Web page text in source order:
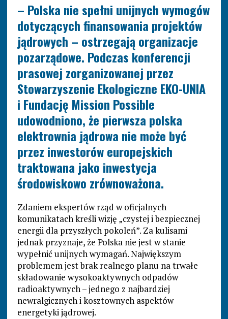
– Polska nie spełni unijnych wymogów
dotyczących finansowania projektów
jądrowych – ostrzegają organizacje
pozarządowe. Podczas konferencji
prasowej zorganizowanej przez
Stowarzyszenie Ekologiczne EKO-UNIA
i Fundację Mission Possible
udowodniono, że pierwsza polska
elektrownia jądrowa nie może być
przez inwestorów europejskich
traktowana jako inwestycja
środowiskowo zrównoważona.
Zdaniem ekspertów rząd w oficjalnych
komunikatach kreśli wizję „czystej i bezpiecznej
energii dla przyszłych pokoleń”. Za kulisami
jednak przyznaje, że Polska nie jest w stanie
wypełnić unijnych wymagań. Największym
problemem jest brak realnego planu na trwałe
składowanie wysokoaktywnych odpadów
radioaktywnych – jednego z najbardziej
newralgicznych i kosztownych aspektów
energetyki jądrowej.